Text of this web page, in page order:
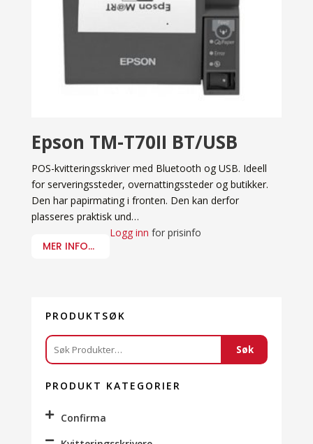
Epson TM-T70II BT/USB
POS-kvitteringsskriver med Bluetooth og USB. Ideell
for serveringssteder, overnattingssteder og butikker.
Den har papirmating i fronten. Den kan derfor
plasseres praktisk und…
MER INFO...
Logg inn for prisinfo
PRODUKTSØK
Søk
etter:
Søk
PRODUKT KATEGORIER
Confirma